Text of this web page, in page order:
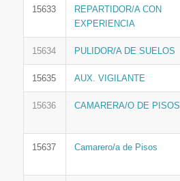
15633
REPARTIDOR/A CON
EXPERIENCIA
15634 PULIDOR/A DE SUELOS
15635 AUX. VIGILANTE
15636 CAMARERA/O DE PISOS
15637 Camarero/a de Pisos